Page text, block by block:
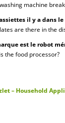
machine
il y a dans
are there in the
est le robot
the food processor?
– Household